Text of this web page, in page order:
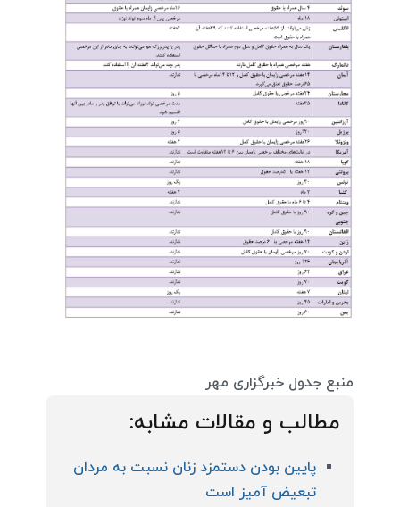
منبع جدول خبرگزاری مهر
مطالب و مقالات مشابه:
پایین بودن دستمزد زنان نسبت به مردان
تبعیض آمیز است